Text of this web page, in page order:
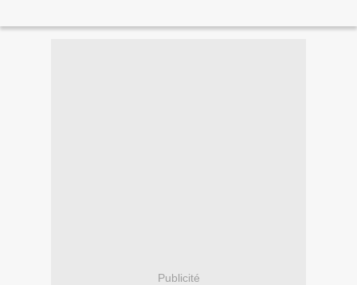
Publicité